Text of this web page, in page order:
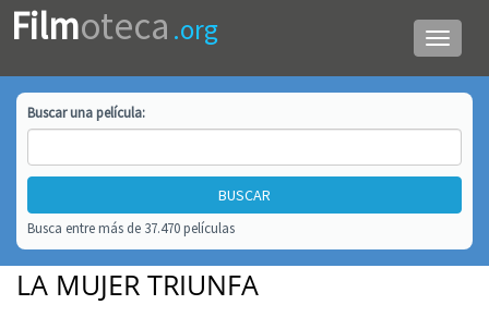
Menú
de
Filmoteca .org
Buscar unapelícula:
Busca entre más de 37.470 películas
LA MUJER TRIUNFA